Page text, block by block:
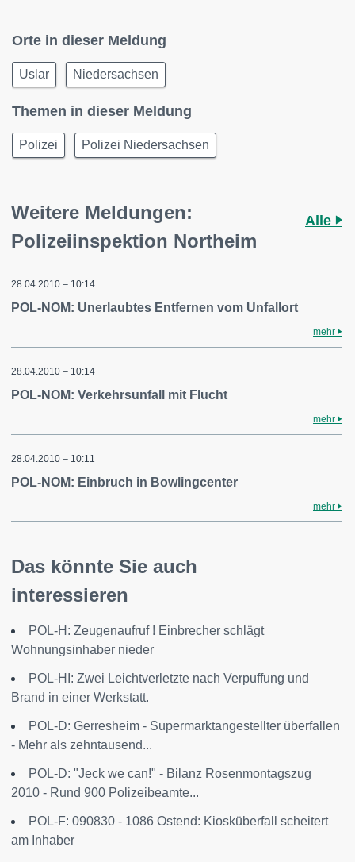
Orte in dieser Meldung
Uslar Niedersachsen
Themen in dieser Meldung
Polizei Polizei Niedersachsen
Weitere Meldungen:
Polizeiinspektion Northeim
Alle
28.04.2010 – 10:14
POL-NOM: Unerlaubtes Entfernen vom Unfallort
mehr
28.04.2010 – 10:14
POL-NOM: Verkehrsunfall mit Flucht
mehr
28.04.2010 – 10:11
POL-NOM: Einbruch in Bowlingcenter
mehr
Das könnte Sie auch
interessieren
POL-H: Zeugenaufruf ! Einbrecher schlägt
Wohnungsinhaber nieder
POL-HI: Zwei Leichtverletzte nach Verpuffung und
Brand in einer Werkstatt.
POL-D: Gerresheim - Supermarktangestellter überfallen
- Mehr als zehntausend...
POL-D: "Jeck we can!" - Bilanz Rosenmontagszug
2010 - Rund 900 Polizeibeamte...
POL-F: 090830 - 1086 Ostend: Kiosküberfall scheitert
am Inhaber